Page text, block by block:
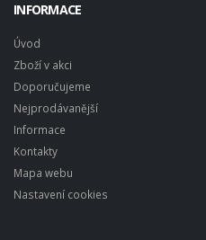
INFORMACE
Úvod
Zboží v akci
Doporučujeme
Nejprodávanější
Informace
Kontakty
Mapa webu
Nastavení cookies